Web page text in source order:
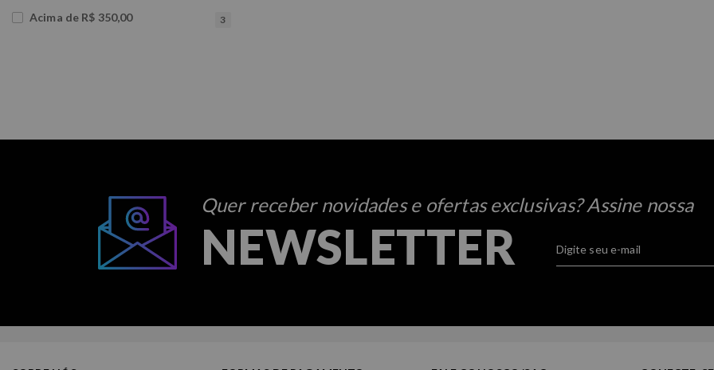
Acima de R$ 350,00 3
Quer receber novidades e ofertas exclusivas? Assine nossa
NEWSLETTER